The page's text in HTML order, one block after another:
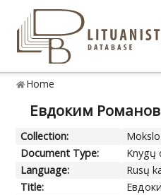
Home
Евдоким Романов
Collection:
Document Type:
Knygų
Language:
Rusų
Title: